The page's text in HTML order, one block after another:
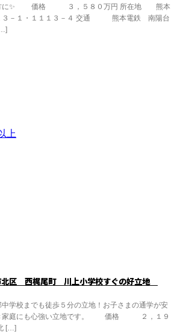
方に✨ 価格 ３，５８０万円 所在地 熊本
１３－１・１１１３－４ 交通 熊本電鉄 南陽台
上
北区 西梶尾町 川上小学校すぐの好立地
学校までも徒歩５分の立地！お子さまの通学が安
き家庭にも心強い立地です。 価格 ２，１９
[…]